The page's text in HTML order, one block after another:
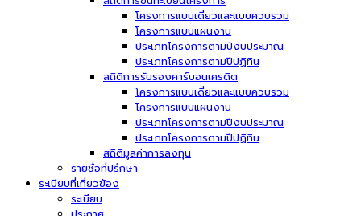
โครงการแบบเดี่ยวและแบบควบรวม
โครงการแบบแผนงาน
ประเภทโครงการตามปีงบประมาณ
ประเภทโครงการตามปีปฏิทิน
สถิติการรับรองคาร์บอนเครดิต
โครงการแบบเดี่ยวและแบบควบรวม
โครงการแบบแผนงาน
ประเภทโครงการตามปีงบประมาณ
ประเภทโครงการตามปีปฏิทิน
สถิติมูลค่าการลงทุน
รายชื่อที่ปรึกษา
ระเบียบที่เกี่ยวข้อง
ระเบียบ